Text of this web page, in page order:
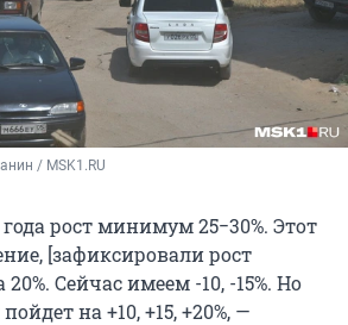
/ MSK1.RU
рост минимум 25−30%. Этот
[зафиксировали рост
Сейчас имеем -10, -15%. Но
на +10, +15, +20%, —